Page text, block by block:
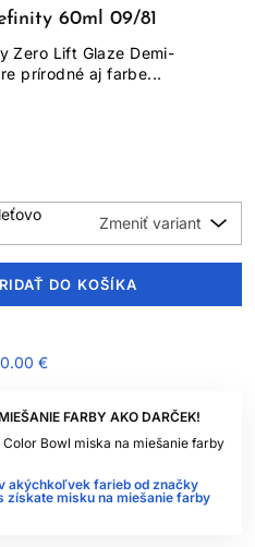
60ml 09/81
Zero Lift Glaze Demi-
prírodné aj farbe...
FARBY AKO DARČEK!
Bowl miska na miešanie farby
akýchkoľvek farieb od značky
získate misku na miešanie farby
DO KOŠÍKA
€